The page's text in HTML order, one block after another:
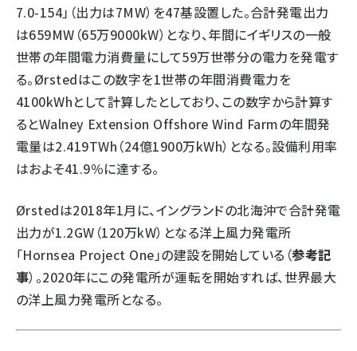
7.0-154」（出力は7MW）を47基設置した。合計発電出力
は659MW（65万9000kW）となり、年間にイギリスの一般
世帯の年間電力消費量にして59万世帯分の電力を発電す
る。Ørstedはこの数字を1世帯の年間消費電力を
4100kWhとして計算したとしており、この数字から計算す
るとWalney Extension Offshore Wind Farmの年間発
電量は2.419TWh（24億1900万kWh）となる。設備利用率
はおよそ41.9％に達する。
Ørstedは2018年1月に、イングランドの北海沖で合計発電
出力が1.2GW（120万kW）となる洋上風力発電所
「Hornsea Project One」の建設を開始している（参考記
事）。2020年にこの発電所が運転を開始すれば、世界最大
の洋上風力発電所となる。